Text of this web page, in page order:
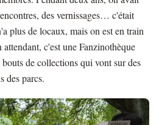
des vernissages… c'était
plus de locaux, mais on est en train
c'est une Fanzinothèque
de collections qui vont sur des
des parcs.